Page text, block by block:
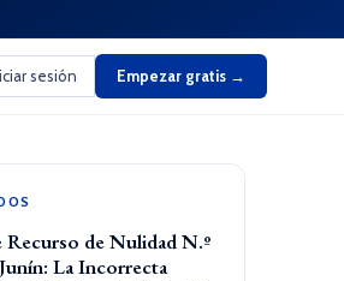
sesión Empezar gratis →
Recurso de Nulidad N.º
La Incorrecta